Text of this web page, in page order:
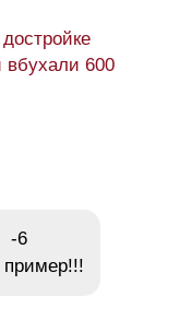
вбухали 600
-6